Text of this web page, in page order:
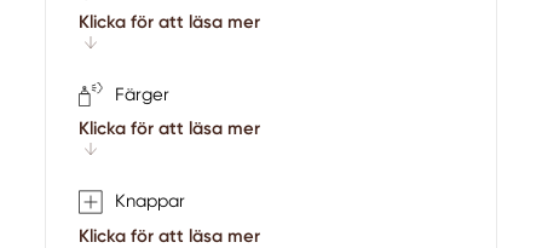
Klicka för att läsa mer
Färger
Klicka för att läsa mer
Knappar
Klicka för att läsa mer